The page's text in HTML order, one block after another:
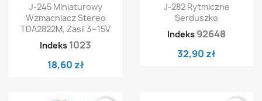
J-245 Miniaturowy
Wzmacniacz Stereo
TDA2822M, Zasil 3~15V
Indeks 1023
18,60 zł
J-282 Rytmiczne
Serduszko
Indeks 92648
32,90 zł